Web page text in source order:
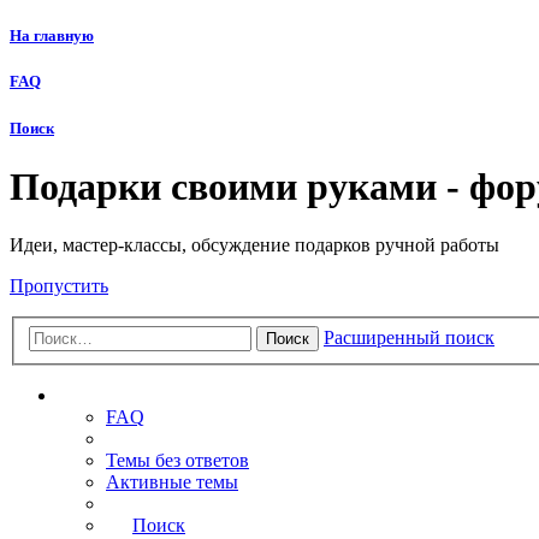
На главную
FAQ
Поиск
Подарки своими руками -
Идеи, мастер-классы, обсуждение подарков ручной работы
Пропустить
Поиск Расширенный поиск
FAQ
Темы без ответов
Активные темы
Поиск